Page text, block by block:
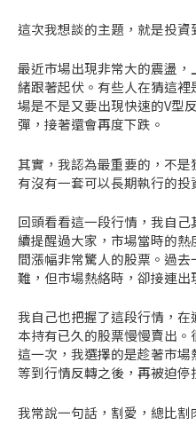
這次我想談的主題，就是投資
最近市場出現非常大的震盪
緒跟著起伏。有些人在猜這
場是不是又要出現快速的V型
彈，接著還會再度下跌。
其實，我認為最重要的，不
有沒有一套可以長期執行的投
回頭看看這一段行情，我自
續提醒過大家，市場當時的
間漲幅非常驚人的股票。過
難，但市場熱絡時，卻接連出
我自己也把握了這段行情，
本持有已久的股票慢慢賣出
這一次，我選擇的是趁著市
等到行情反轉之後，再被迫停
我常說一句話，割愛，總比割